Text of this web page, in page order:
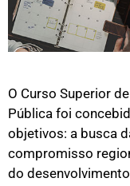
O Curso Superior
Pública foi
objetivos: a busca
compromisso
do